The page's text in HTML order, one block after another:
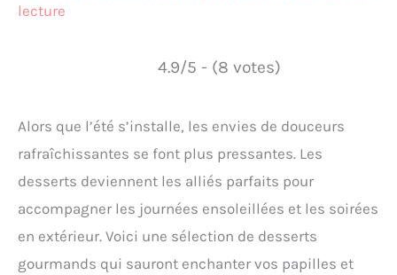
lecture
4.9/5 - (8 votes)
Alors que l’été s’installe, les envies de douceurs
rafraîchissantes se font plus pressantes. Les
desserts deviennent les alliés parfaits pour
accompagner les journées ensoleillées et les soirées
en extérieur. Voici une sélection de desserts
gourmands qui sauront enchanter vos papilles et